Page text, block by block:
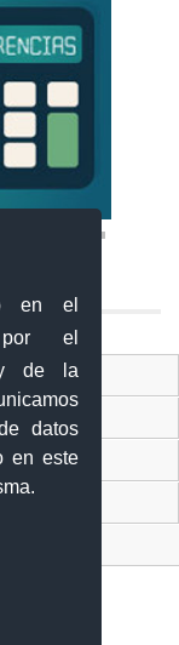
en el
el
y de la
datos
en este